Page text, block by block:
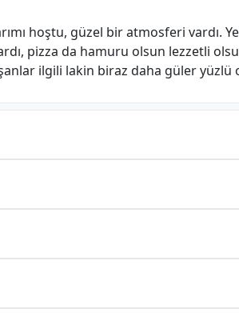
hoştu, güzel bir atmosferi vardı.
pizza da hamuru olsun lezzetli
ilgili lakin biraz daha güler